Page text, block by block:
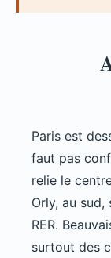
Paris est
faut pas
relie le
Orly, au
RER.
surtout des